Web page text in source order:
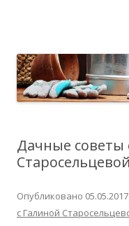
Дачные советы
Опубликовано 05.05.2017
с Галиной